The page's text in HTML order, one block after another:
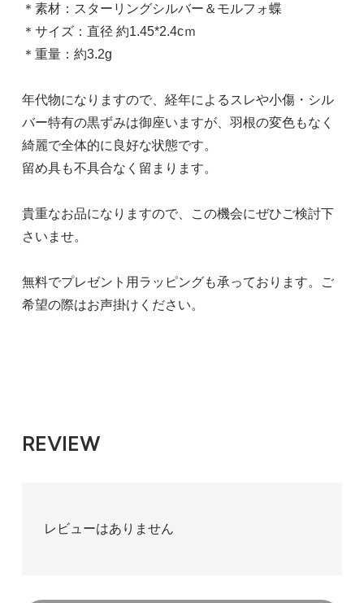
＊素材：スターリングシルバー＆モルフォ蝶
＊サイズ：直径 約1.45*2.4cｍ
＊重量：約3.2g
年代物になりますので、経年によるスレや小傷・シル
バー特有の黒ずみは御座いますが、羽根の変色もなく
綺麗で全体的に良好な状態です。
留め具も不具合なく留まります。
貴重なお品になりますので、この機会にぜひご検討下
さいませ。
無料でプレゼント用ラッピングも承っております。ご
希望の際はお声掛けください。
REVIEW
レビューはありません